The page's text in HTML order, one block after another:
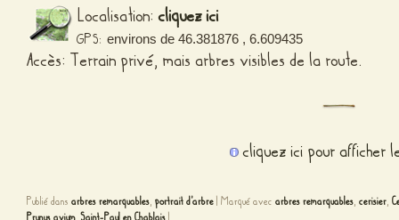
Localisation:cliquez ici
GPS: environs de 46.381876 , 6.609435
Accès: Terrain privé, mais arbres visibles de la route.
cliquez ici pour afficher
Publié dans arbres remarquables, portrait d'arbre Marqué avec arbres remarquables, cerisier,